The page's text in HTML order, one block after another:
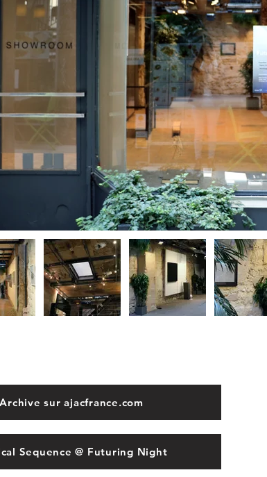
Archive sur ajacfrance.com
Sequence @ Futuring Night